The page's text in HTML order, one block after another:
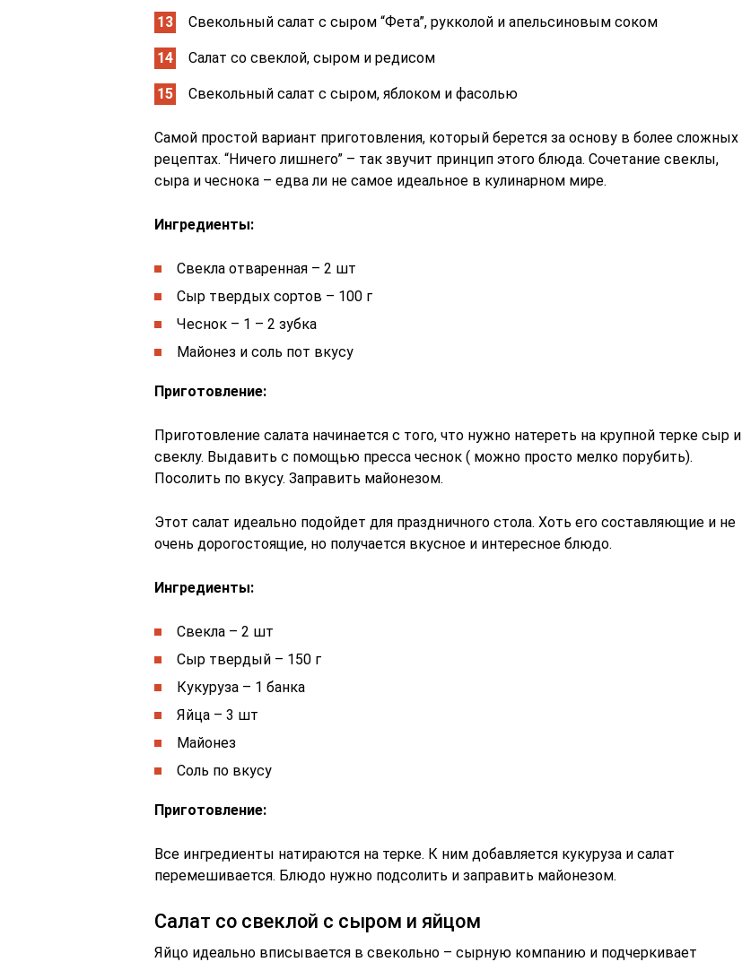
Свекольный салат с сыром “Фета”, рукколой и апельсиновым соком
Салат со свеклой, сыром и редисом
Свекольный салат с сыром, яблоком и фасолью
Самой простой вариант приготовления, который берется за основу в более сложных
рецептах. “Ничего лишнего” – так звучит принцип этого блюда. Сочетание свеклы,
сыра и чеснока – едва ли не самое идеальное в кулинарном мире.
Ингредиенты:
Свекла отваренная – 2 шт
Сыр твердых сортов – 100 г
Чеснок – 1 – 2 зубка
Майонез и соль пот вкусу
Приготовление:
Приготовление салата начинается с того, что нужно натереть на крупной терке сыр и
свеклу. Выдавить с помощью пресса чеснок ( можно просто мелко порубить).
Посолить по вкусу. Заправить майонезом.
Этот салат идеально подойдет для праздничного стола. Хоть его составляющие и не
очень дорогостоящие, но получается вкусное и интересное блюдо.
Ингредиенты:
Свекла – 2 шт
Сыр твердый – 150 г
Кукуруза – 1 банка
Яйца – 3 шт
Майонез
Соль по вкусу
Приготовление:
Все ингредиенты натираются на терке. К ним добавляется кукуруза и салат
перемешивается. Блюдо нужно подсолить и заправить майонезом.
Салат со свеклой с сыром и яйцом
Яйцо идеально вписывается в свекольно – сырную компанию и подчеркивает